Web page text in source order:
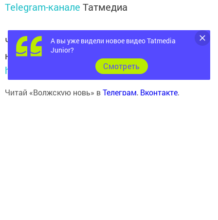
Telegram-канале Татмедиа
Читайте новости Татарстана в
национальном мессенджере MАХ:
https://max.ru/tatmedia
Читай «Волжскую новь» вТелеграм, Вконтакте,
А вы уже видели новое видео Tatmedia
Junior?
Cмотреть